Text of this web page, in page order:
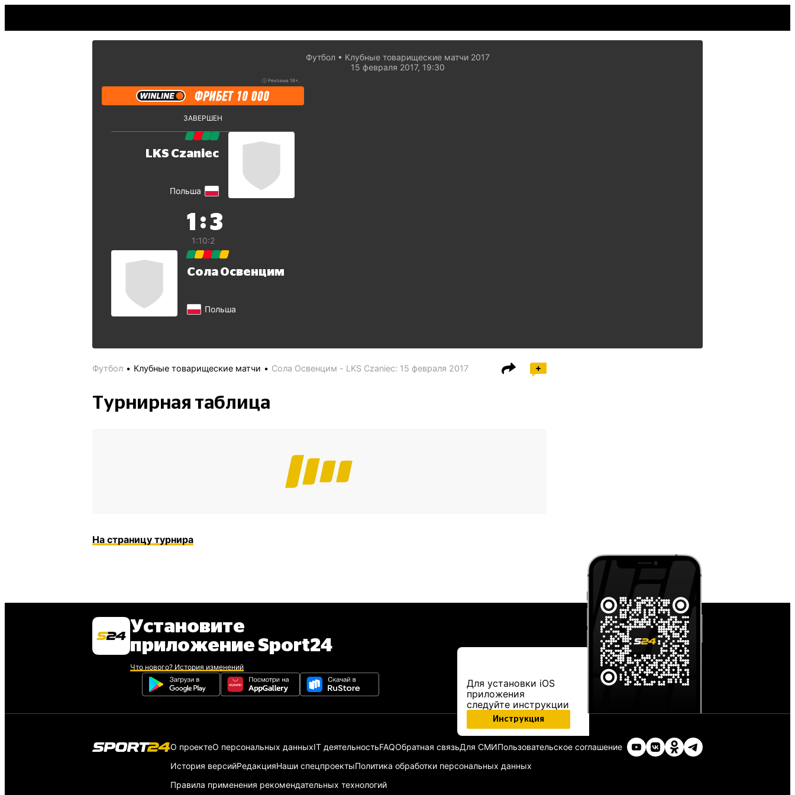
Футбол
Клубные товарищеские матчи 2017
15 февраля 2017, 19:30
ⓘ Реклама 18+.
ЗАВЕРШЕН
LKS Czaniec
Польша
1 :3
1:10:2
Сола Освенцим
Польша
Футбол Клубные товарищеские матчи Сола Освенцим - LKS Czaniec: 15 февраля 2017
Турнирная таблица
На страницу турнира
Установите
приложение Sport24
Что нового? История изменений
Для установки iOS
приложения
следуйте инструкции
Инструкция
О проектеО персональных данныхIT деятельностьFAQОбратная связьДля СМИПользовательское соглашение
История версийРедакцияНаши спецпроектыПолитика обработки персональных данных
Правила применения рекомендательных технологий